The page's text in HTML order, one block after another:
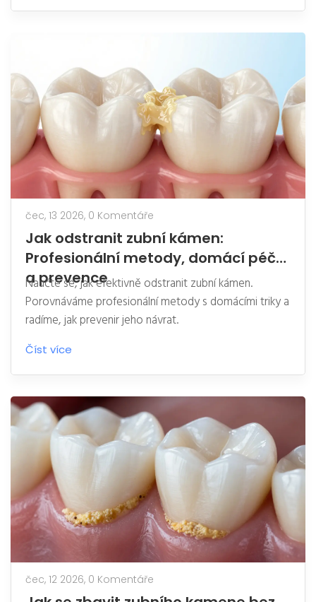
čec, 13 2026, 0 Komentáře
Jak odstranit zubní kámen:
Profesionální metody, domácí péče
a prevence
Naučte se, jak efektivně odstranit zubní kámen.
Porovnáváme profesionální metody s domácími triky a
radíme, jak prevenir jeho návrat.
Číst více
čec, 12 2026, 0 Komentáře